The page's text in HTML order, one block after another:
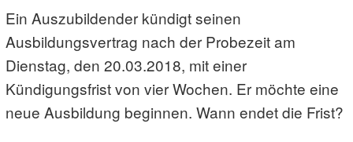
Ein Auszubildender kündigt seinen
Ausbildungsvertrag nach der Probezeit am
Dienstag, den 20.03.2018, mit einer
Kündigungsfrist von vier Wochen. Er möchte eine
neue Ausbildung beginnen. Wann endet die Frist?